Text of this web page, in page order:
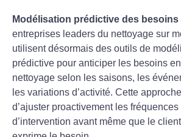
Modélisation prédictive des besoins
entreprises leaders du nettoyage sur
utilisent désormais des outils de
prédictive pour anticiper les besoins en
nettoyage selon les saisons, les
les variations d’activité. Cette
d’ajuster proactivement les fréquences
d’intervention avant même que le client